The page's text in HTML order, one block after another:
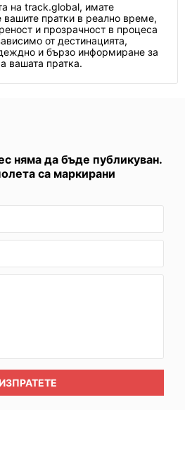
на track.global, имате
пратки в реално време,
и прозрачност в процеса
от дестинацията,
и бързо информиране за
вашата пратка.
няма да бъде публикуван.
са маркирани
ИЗПРАТЕТЕ